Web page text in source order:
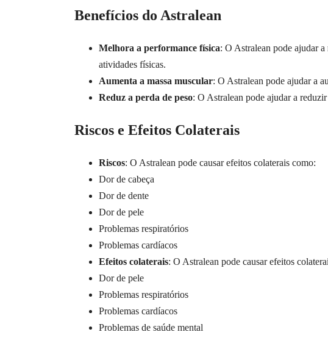
Benefícios do Astralean
Melhora a performance física: O Astralean pode ajudar
atividades físicas.
Aumenta a massa muscular: O Astralean pode ajudar a
Reduz a perda de peso: O Astralean pode ajudar a
Riscos e Efeitos Colaterais
Riscos: O Astralean pode causar efeitos colaterais como:
Dor de cabeça
Dor de dente
Dor de pele
Problemas respiratórios
Problemas cardíacos
Efeitos colaterais: O Astralean pode causar efeitos
Dor de pele
Problemas respiratórios
Problemas cardíacos
Problemas de saúde mental